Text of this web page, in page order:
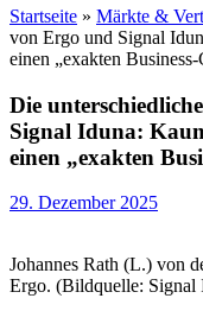
Startseite » Märkte &
von Ergo und Signal
einen „exakten
Die
Signal Iduna:
einen „exakten
29. Dezember 2025
Johannes Rath (L.) von
Ergo. (Bildquelle: Signal